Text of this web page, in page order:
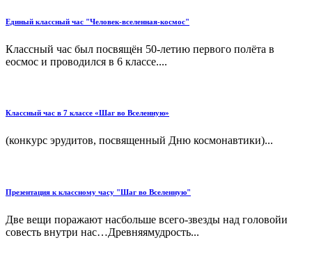
Единый классный час "Человек-вселенная-космос"
Классный час был посвящён 50-летию первого полёта в
еосмос и проводился в 6 классе....
Классный час в 7 классе «Шаг во Вселенную»
(конкурс эрудитов, посвященный Дню космонавтики)...
Презентация к классному часу "Шаг во Вселенную"
Две вещи поражают насбольше всего-звезды над головойи
совесть внутри нас…Древняямудрость...